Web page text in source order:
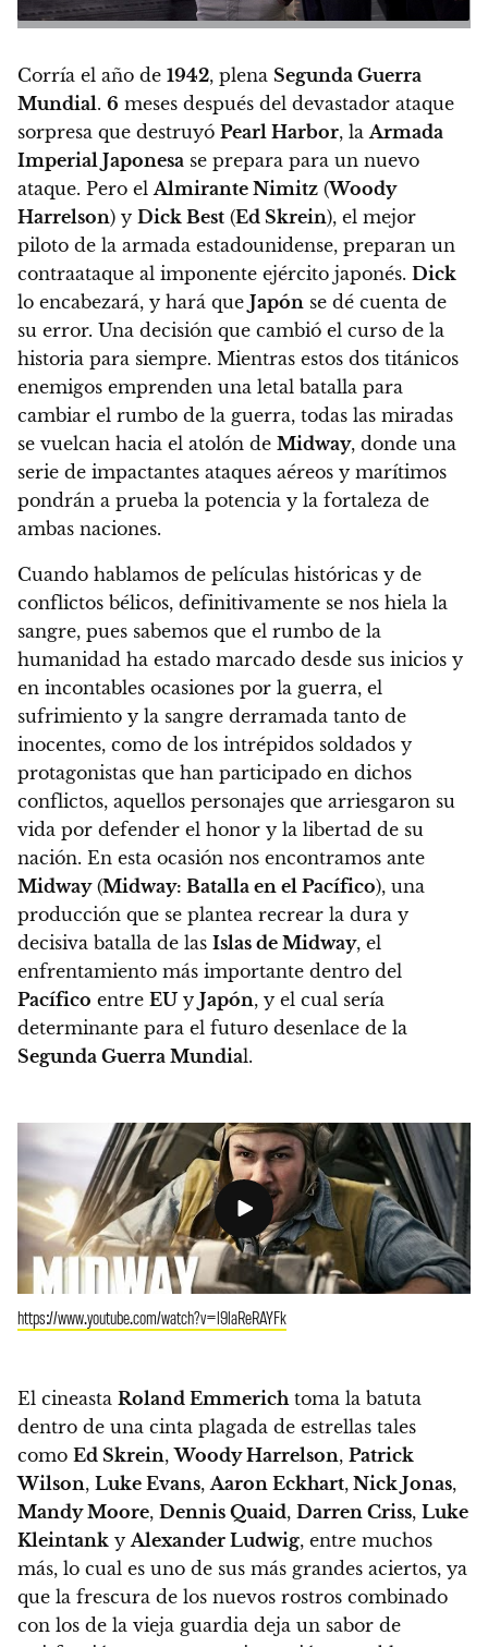
Corría el año de 1942, plena Segunda Guerra
Mundial. 6 meses después del devastador ataque
sorpresa que destruyó Pearl Harbor, laArmada
Imperial Japonesa se prepara para un nuevo
ataque. Pero elAlmirante Nimitz (Woody
Harrelson) y Dick Best (Ed Skrein), el mejor
piloto de la armada estadounidense, preparan un
contraataque al imponente ejército japonés. Dick
lo encabezará, y hará que Japón se dé cuenta de
su error. Una decisión que cambió el curso de la
historia para siempre. Mientras estos dos titánicos
enemigos emprenden una letal batalla para
cambiar el rumbo de la guerra, todas las miradas
se vuelcan hacia el atolón de Midway, donde una
serie de impactantes ataques aéreos y marítimos
pondrán a prueba la potencia y la fortaleza de
ambas naciones.
Cuando hablamos de películas históricas y de
conflictos bélicos, definitivamente se nos hiela la
sangre, pues sabemos que el rumbo de la
humanidad ha estado marcado desde sus inicios y
en incontables ocasiones por la guerra, el
sufrimiento y la sangre derramada tanto de
inocentes, como de los intrépidos soldados y
protagonistas que han participado en dichos
conflictos, aquellos personajes que arriesgaron su
vida por defender el honor y la libertad de su
nación. En esta ocasión nos encontramos ante
Midway(Midway: Batalla en el Pacífico), una
producción que se plantea recrear la dura y
decisiva batalla de las Islas de Midway, el
enfrentamiento más importante dentro del
Pacífico entre EU y Japón, y el cual sería
determinante para el futuro desenlace de la
Segunda Guerra Mundial.
https://www.youtube.com/watch?v=l9laReRAYFk
El cineasta Roland Emmerichtoma la batuta
dentro de una cinta plagada de estrellas tales
como Ed Skrein,Woody Harrelson, Patrick
Wilson, Luke Evans,Aaron Eckhart, Nick Jonas,
Mandy Moore, Dennis Quaid, Darren Criss, Luke
Kleintank yAlexander Ludwig, entre muchos
más, lo cual es uno de sus más grandes aciertos, ya
que la frescura de los nuevos rostros combinado
con los de la vieja guardia deja un sabor de